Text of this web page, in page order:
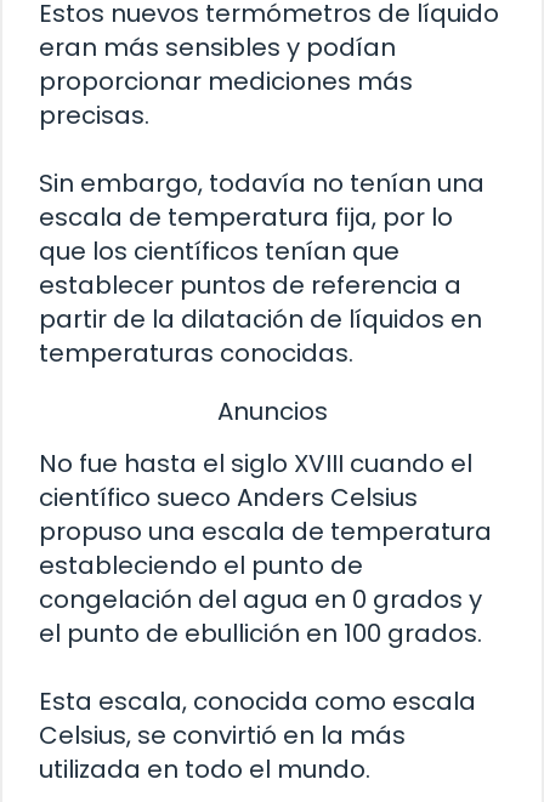
Estos nuevos termómetros de líquido
eran más sensibles y podían
proporcionar mediciones más
precisas.
Sin embargo, todavía no tenían una
escala de temperatura fija, por lo
que los científicos tenían que
establecer puntos de referencia a
partir de la dilatación de líquidos en
temperaturas conocidas.
Anuncios
No fue hasta el siglo XVIII cuando el
científico sueco Anders Celsius
propuso una escala de temperatura
estableciendo el punto de
congelación del agua en 0 grados y
el punto de ebullición en 100 grados.
Esta escala, conocida como escala
Celsius, se convirtió en la más
utilizada en todo el mundo.